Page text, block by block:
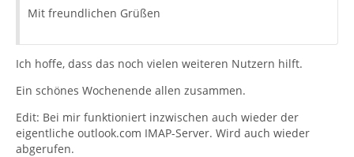
Mit freundlichen Grüßen
Ich hoffe, dass das noch vielen weiteren Nutzern hilft.
Ein schönes Wochenende allen zusammen.
Edit: Bei mir funktioniert inzwischen auch wieder der
eigentliche outlook.com IMAP-Server. Wird auch wieder
abgerufen.